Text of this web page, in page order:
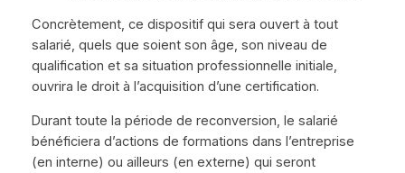
Concrètement, ce dispositif qui sera ouvert à tout
salarié, quels que soient son âge, son niveau de
qualification et sa situation professionnelle initiale,
ouvrira le droit à l’acquisition d’une certification.
Durant toute la période de reconversion, le salarié
bénéficiera d’actions de formations dans l’entreprise
(en interne) ou ailleurs (en externe) qui seront